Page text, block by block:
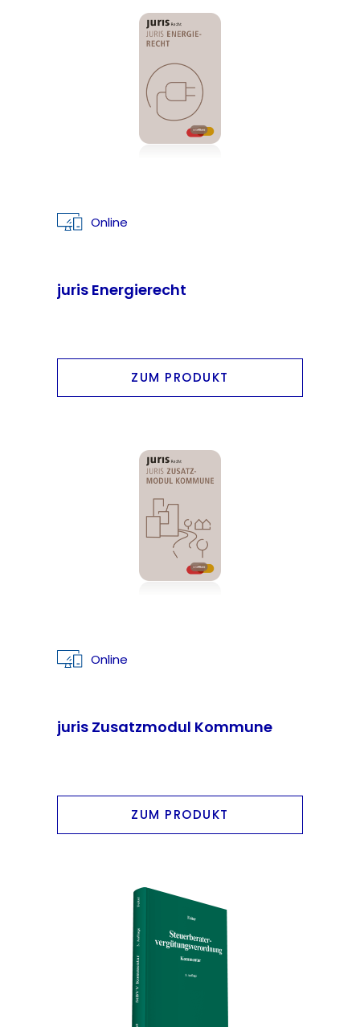
Online
juris Energierecht
ZUM PRODUKT
Online
juris Zusatzmodul Kommune
ZUM PRODUKT